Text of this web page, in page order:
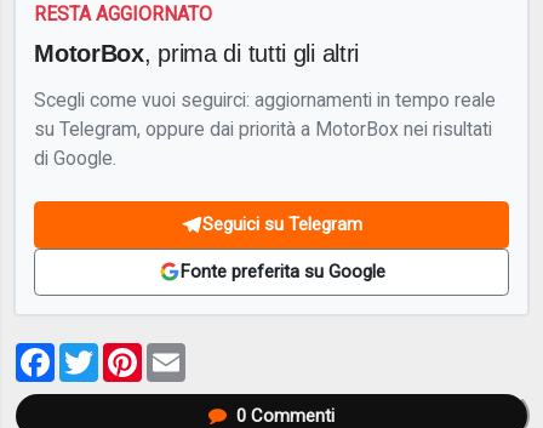
RESTA AGGIORNATO
MotorBox, prima di tutti gli altri
Scegli come vuoi seguirci: aggiornamenti in tempo reale
su Telegram, oppure dai priorità a MotorBox nei risultati
di Google.
Seguici su Telegram
Fonte preferita su Google
Facebook
TwitterPinterest
0Commenti